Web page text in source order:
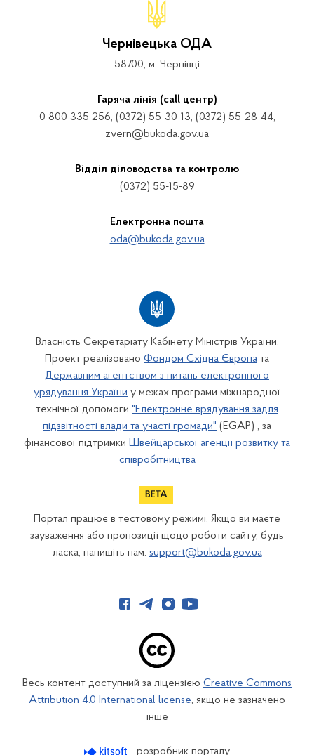
Чернівецька ОДА
58700, м. Чернівці
Гаряча лінія (call центр)
0 800 335 256, (0372) 55-30-13, (0372) 55-28-44,
zvern@bukoda.gov.ua
Відділ діловодства та контролю
(0372) 55-15-89
Електронна пошта
oda@bukoda.gov.ua
Власність Секретаріату Кабінету Міністрів України.
Проект реалізовано Фондом Східна Європа та
Державним агентством з питань електронного
урядування України у межах програми міжнародної
технічної допомоги "Електронне врядування задля
підзвітності влади та участі громади" (EGAP) , за
фінансової підтримки Швейцарської агенції розвитку та
співробітництва
Портал працює в тестовому режимі. Якщо ви маєте
зауваження або пропозиції щодо роботи сайту, будь
ласка, напишіть нам: support@bukoda.gov.ua
Весь контент доступний за ліцензією Creative Commons
Attribution 4.0 International license, якщо не зазначено
інше
розробник порталу